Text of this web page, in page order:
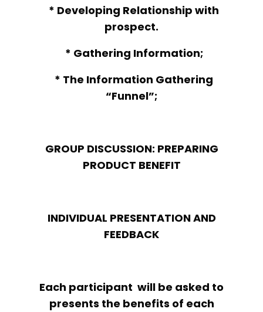
* Developing Relationship with
prospect.
* Gathering Information;
* The Information Gathering
“Funnel”;
GROUP DISCUSSION: PREPARING
PRODUCT BENEFIT
INDIVIDUAL PRESENTATION AND
FEEDBACK
Each participant will be asked to
presents the benefits of each